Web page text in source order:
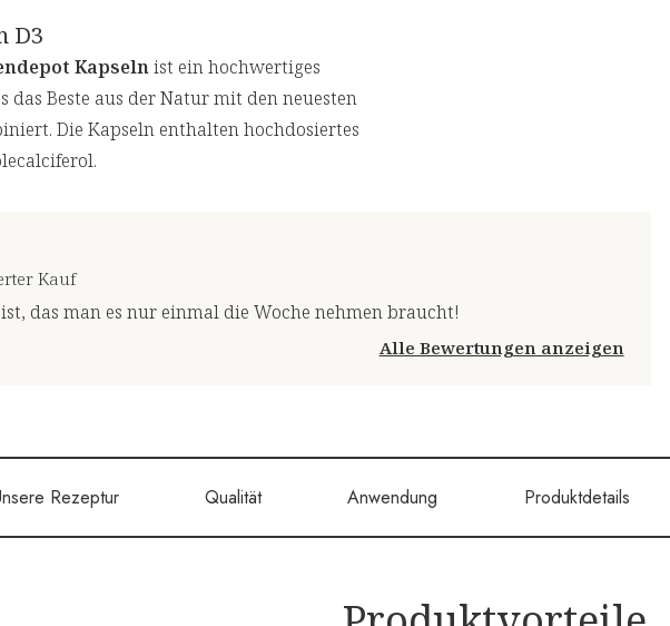
D3
Kapselnist ein hochwertiges
Beste aus der Natur mit den neuesten
Die Kapseln enthalten hochdosiertes
Kauf
das man es nur einmal die Woche nehmen braucht!
Alle Bewertungen anzeigen
Rezeptur Qualität Anwendung Produktdetails